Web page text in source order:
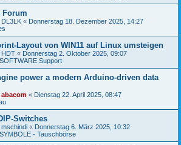
DL3LK « Donnerstag 18. Dezember 2025, 14:27
Layout von WIN11 auf Linux umsteigen
HDT « Donnerstag 2. Oktober 2025, 09:07
Support
power a modern Arduino-driven data
abacom « Dienstag 22. April 2025, 08:47
Switches
mschindi « Donnerstag 6. März 2025, 10:32
- Tauschbörse